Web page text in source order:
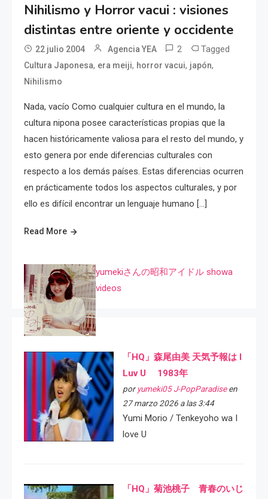
Nihilismo y Horror vacui : visiones
distintas entre oriente y occidente
22 julio 2004 Agencia YEA 2 Tagged
Cultura Japonesa, era meiji, horror vacui, japón,
Nihilismo
Nada, vacío Como cualquier cultura en el mundo, la
cultura nipona posee características propias que la
hacen históricamente valiosa para el resto del mundo, y
esto genera por ende diferencias culturales con
respecto a los demás países. Estas diferencias ocurren
en prácticamente todos los aspectos culturales, y por
ello es difícil encontrar un lenguaje humano […]
Read More
yumekiさんの昭和アイドル showa
videos
「HQ」森尾由美 天気予報は I
Luv U 1983年
por yumeki05 J-PopParadiseen
27 marzo 2026 a las 3:44
Yumi Morio / Tenkeyoho wa I
love U
「HQ」菊池桃子 青春のいじ